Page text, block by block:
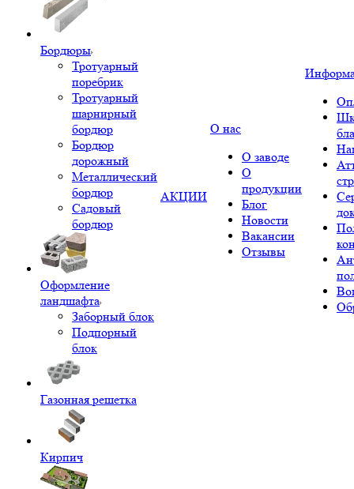
Бордюры
Тротуарный
поребрик
Тротуарный
шарнирный
бордюр
Бордюр
дорожный
Металлический
бордюр
Садовый
бордюр
Оформление
ландшафта
Заборный блок
Подпорный
блок
Газонная решетка
Кирпич
АКЦИИ
О нас
О заводе
О
продукции
Блог
Новости
Вакансии
Отзывы